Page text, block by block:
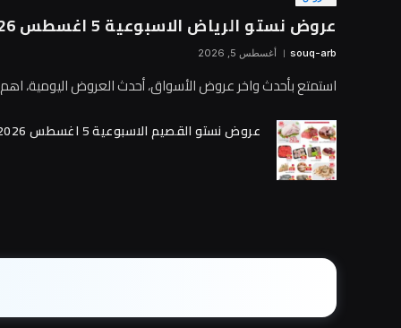
عروض نستو الرياض الاسبوعية 5 اغسطس 2026 الصفقة الكبرى
souq-arb أغسطس 5, 2026
استمتع بأحدث واخر عروض الأسواق، أحدث العروض
عروض نستو القصيم الاسبوعية 5 اغسطس 2026 الصفقة الكبرى